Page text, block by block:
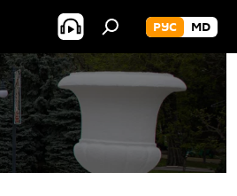
РУС MD